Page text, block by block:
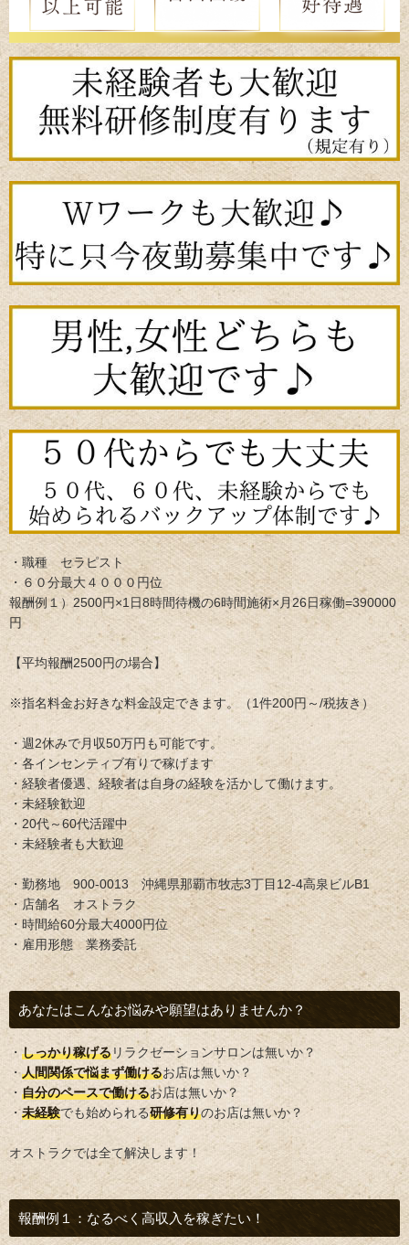
・職種 セラピスト
・６０分最大４０００円位
報酬例１）2500円×1日8時間待機の6時間施術×月26日稼働=390000
円
【平均報酬2500円の場合】
※指名料金お好きな料金設定できます。（1件200円～/税抜き）
・週2休みで月収50万円も可能です。
・各インセンティブ有りで稼げます
・経験者優遇、経験者は自身の経験を活かして働けます。
・未経験歓迎
・20代～60代活躍中
・未経験者も大歓迎
・勤務地 900-0013 沖縄県那覇市牧志3丁目12-4高泉ビルB1
・店舗名 オストラク
・時間給60分最大4000円位
・雇用形態 業務委託
あなたはこんなお悩みや願望はありませんか？
・しっかり稼げるリラクゼーションサロンは無いか？
・人間関係で悩まず働けるお店は無いか？
・ 自分のペースで働けるお店は無いか？
・未経験でも始められる研修有りのお店は無いか？
オストラクでは全て解決します！
報酬例１：なるべく高収入を稼ぎたい！